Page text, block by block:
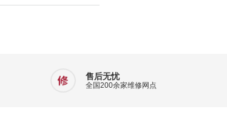
售后无忧
全国200余家维修网点